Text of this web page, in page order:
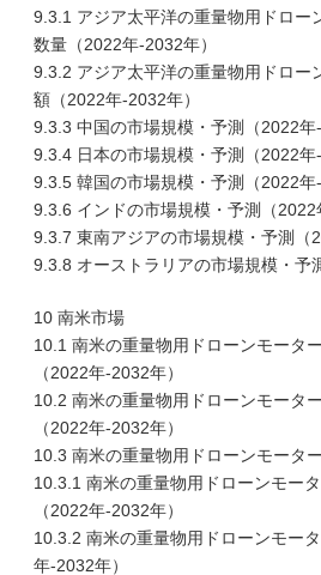
9.3.1 アジア太平洋の重量物用ドロー
数量（2022年-2032年）
9.3.2 アジア太平洋の重量物用ドロー
額（2022年-2032年）
9.3.3 中国の市場規模・予測（2022年-
9.3.4 日本の市場規模・予測（2022年-
9.3.5 韓国の市場規模・予測（2022年-
9.3.6 インドの市場規模・予測（2022
9.3.7 東南アジアの市場規模・予測（
9.3.8 オーストラリアの市場規模・予
10 南米市場
10.1 南米の重量物用ドローンモータ
（2022年-2032年）
10.2 南米の重量物用ドローンモータ
（2022年-2032年）
10.3 南米の重量物用ドローンモータ
10.3.1 南米の重量物用ドローンモー
（2022年-2032年）
10.3.2 南米の重量物用ドローンモー
年-2032年）